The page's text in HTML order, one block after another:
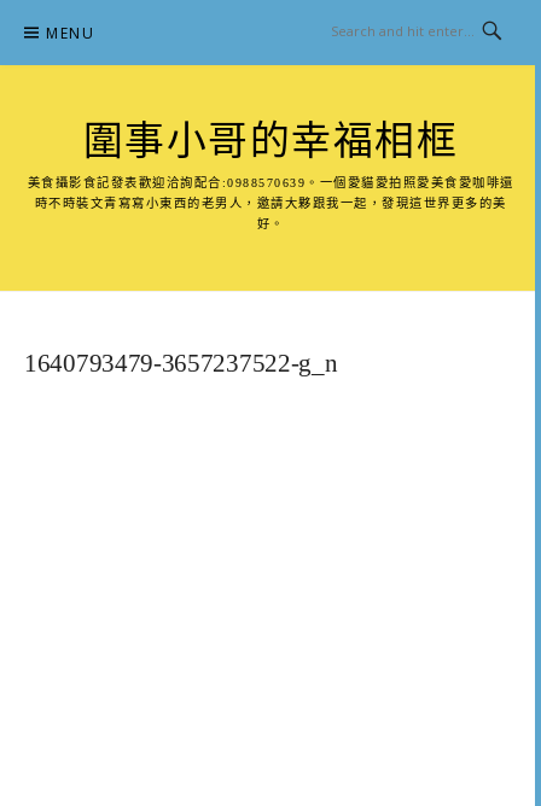
content
MENU
圍事小哥的幸福相框
美食攝影食記發表歡迎洽詢配合:0988570639。一個愛貓愛拍照愛美食愛咖啡還
時不時裝文青寫寫小東西的老男人，邀請大夥跟我一起，發現這世界更多的美
好。
1640793479-3657237522-g_n